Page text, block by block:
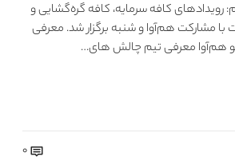
رویداد‌های کافه سرمایه، کافه گره‌گشایی و
با مشارکت هم‌آوا و شنبه برگزار شد. معرفی
هم‌آوا معرفی تیم چالش های…
0